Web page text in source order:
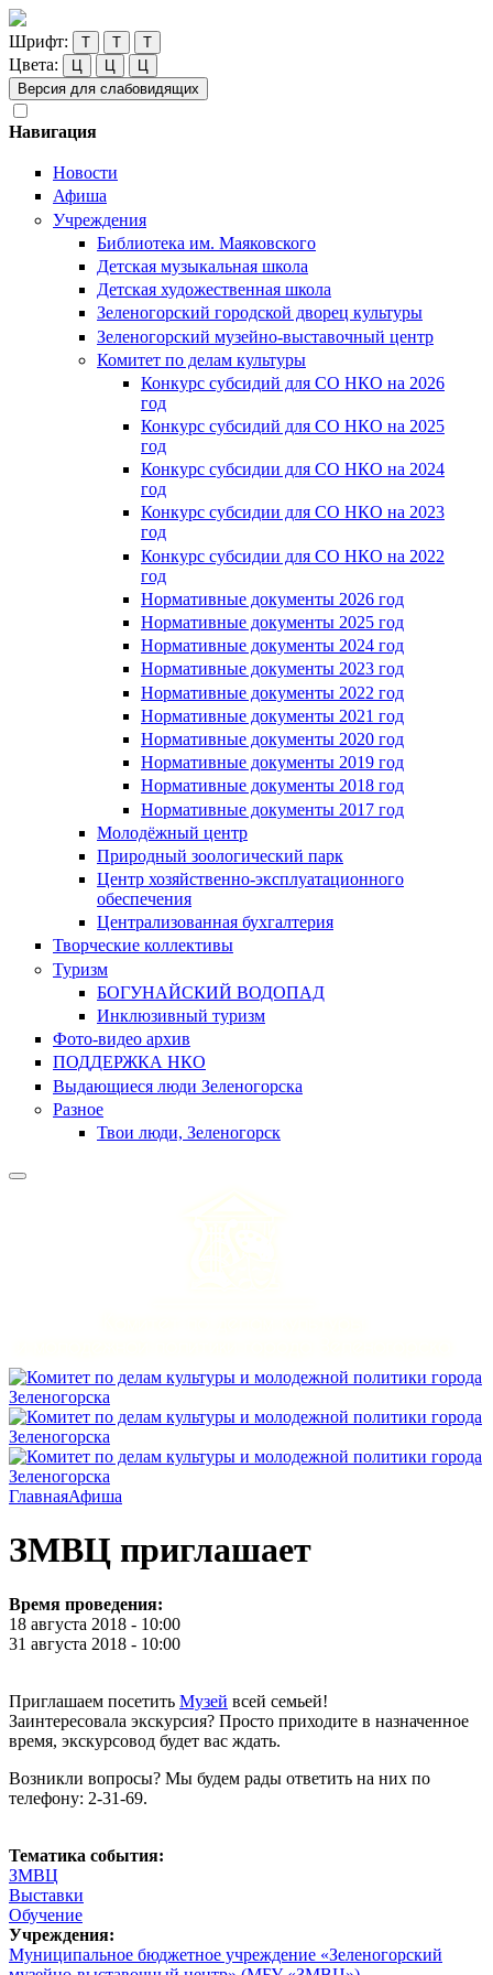
Шрифт: Т Т Т
Цвета: Ц Ц
Ц
Версия для слабовидящих
Навигация
Новости
Афиша
Учреждения
Библиотека им. Маяковского
Детская музыкальная школа
Детская художественная школа
Зеленогорский городской дворец культуры
Зеленогорский музейно-выставочный центр
Комитет по делам культуры
Конкурс субсидий для СО НКО на 2026
год
Конкурс субсидий для СО НКО на 2025
год
Конкурс субсидии для СО НКО на 2024
год
Конкурс субсидии для СО НКО на 2023
год
Конкурс субсидии для СО НКО на 2022
год
Нормативные документы 2026 год
Нормативные документы 2025 год
Нормативные документы 2024 год
Нормативные документы 2023 год
Нормативные документы 2022 год
Нормативные документы 2021 год
Нормативные документы 2020 год
Нормативные документы 2019 год
Нормативные документы 2018 год
Нормативные документы 2017 год
Молодёжный центр
Природный зоологический парк
Центр хозяйственно-эксплуатационного
обеспечения
Централизованная бухгалтерия
Творческие коллективы
Туризм
БОГУНАЙСКИЙ ВОДОПАД
Инклюзивный туризм
Фото-видео архив
ПОДДЕРЖКА НКО
Выдающиеся люди Зеленогорска
Разное
Твои люди, Зеленогорск
ГлавнаяАфиша
ЗМВЦ приглашает
Время проведения:
18 августа 2018 - 10:00
31 августа 2018 - 10:00
Приглашаем посетить Музей всей семьей!
Заинтересовала экскурсия? Просто приходите в назначенное
время, экскурсовод будет вас ждать.
Возникли вопросы? Мы будем рады ответить на них по
телефону: 2-31-69.
Тематика события:
ЗМВЦ
Выставки
Обучение
Учреждения:
Муниципальное бюджетное учреждение «Зеленогорский